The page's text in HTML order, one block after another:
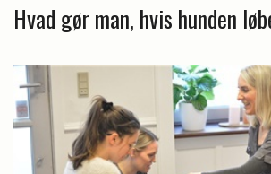
Hvad gør man, hvis hunden